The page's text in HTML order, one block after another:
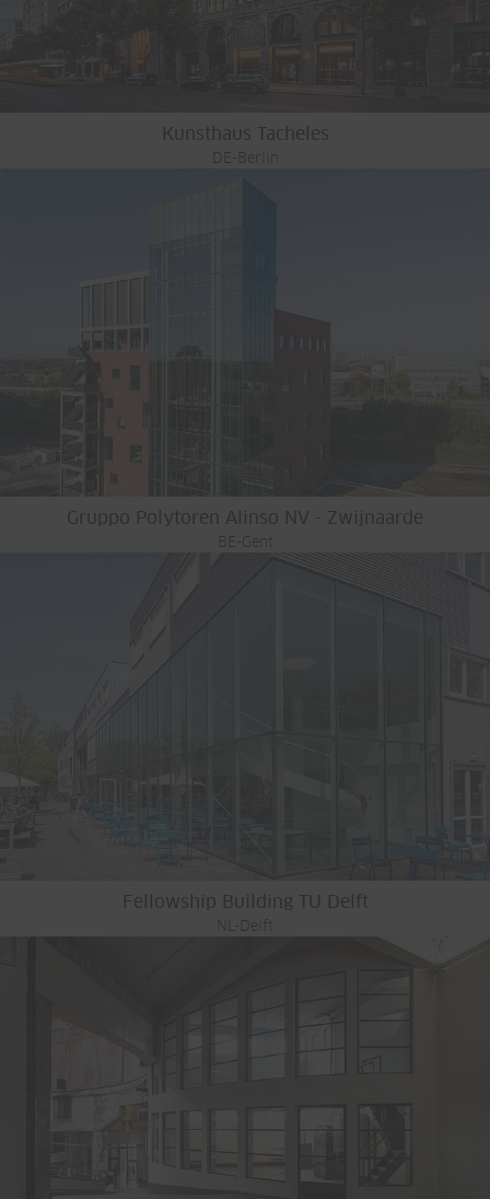
Kunsthaus Tacheles
DE-Berlin
Gruppo Polytoren Alinso NV - Zwijnaarde
BE-Gent
Fellowship Building TU Delft
NL-Delft